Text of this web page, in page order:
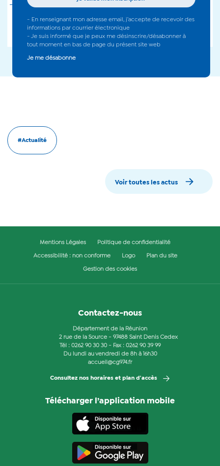
#Actualité
Voir toutes les actus
- En renseignant mon adresse email, j’accepte de recevoir des
informations par courrier électronique
- Je suis informé que je peux me désinscrire/désabonner à
tout moment en bas de page du présent site web
Je me désabonne
Mentions Légales Politique de confidentialité
Accessibilité : non conforme Logo Plan du site
Gestion des cookies
Contactez-nous
Département de la Réunion
2 rue de la Source - 97488 Saint Denis Cedex
Tél : 0262 90 30 30 - Fax : 0262 90 39 99
Du lundi au vendredi de 8h à 16h30
accueil@cg974.fr
Consultez nos horaires et plan d'accès
Télécharger l’application mobile